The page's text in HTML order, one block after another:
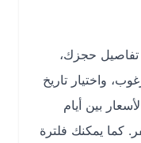
حجزك،
تاريخ
بين أيام
يمكنك فلترة